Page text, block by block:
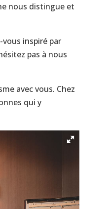
nous distingue et
inspiré par
pas à nous
avec vous. Chez
qui y